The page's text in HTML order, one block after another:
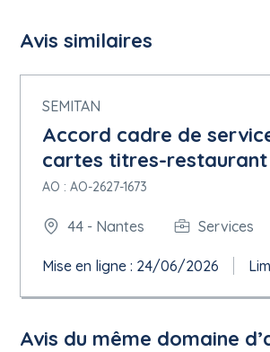
Dépôt dématérialisé :
Présentation des offres par catalogue
Interdite
Remise des offres : 25/06/26 à 14h00
Envoi à la publication le :
Les dépôts de plis doivent être
Avis similaires
SEMITAN
Accord cadre de
cartes titres-
AO : AO-2627-1673
44 - Nantes Services
Mise en ligne : 24/06/2026
Avis du même domaine